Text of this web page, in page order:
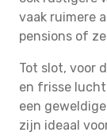
vaak ruimere
pensions of
Tot slot, voor
en frisse
een
zijn ideaal